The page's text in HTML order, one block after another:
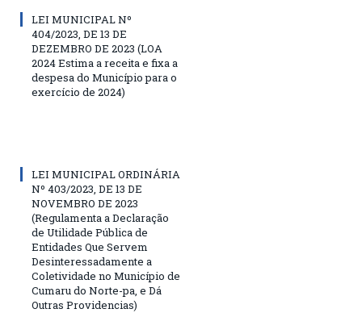
LEI MUNICIPAL Nº
404/2023, DE 13 DE
DEZEMBRO DE 2023 (LOA
2024 Estima a receita e fixa a
despesa do Município para o
exercício de 2024)
LEI MUNICIPAL ORDINÁRIA
Nº 403/2023, DE 13 DE
NOVEMBRO DE 2023
(Regulamenta a Declaração
de Utilidade Pública de
Entidades Que Servem
Desinteressadamente a
Coletividade no Município de
Cumaru do Norte-pa, e Dá
Outras Providencias)